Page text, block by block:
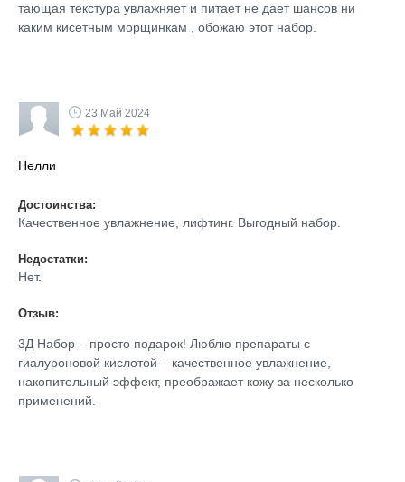
тающая текстура увлажняет и питает не дает шансов ни
каким кисетным морщинкам , обожаю этот набор.
23 Май 2024
Нелли
Достоинства:
Качественное увлажнение, лифтинг. Выгодный набор.
Недостатки:
Нет.
Отзыв:
3Д Набор – просто подарок! Люблю препараты с
гиалуроновой кислотой – качественное увлажнение,
накопительный эффект, преображает кожу за несколько
применений.